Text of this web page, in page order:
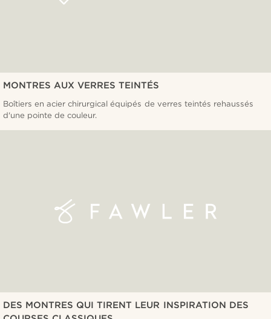
MONTRES AUX VERRES TEINTÉS
Boîtiers en acier chirurgical équipés de verres teintés rehaussés
d'une pointe de couleur.
DES MONTRES QUI TIRENT LEUR INSPIRATION DES